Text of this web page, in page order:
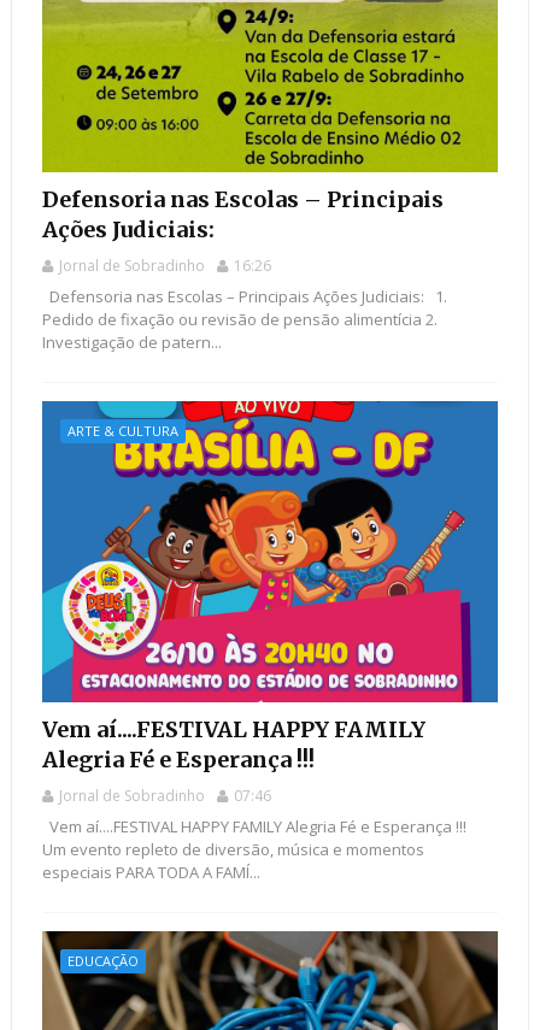
Defensoria nas Escolas – Principais
Ações Judiciais:
Jornal de Sobradinho 16:26
Defensoria nas Escolas – Principais Ações Judiciais: 1.
Pedido de fixação ou revisão de pensão alimentícia 2.
Investigação de patern...
ARTE & CULTURA
Vem aí....FESTIVAL HAPPY FAMILY
Alegria Fé e Esperança !!!
Jornal de Sobradinho 07:46
Vem aí....FESTIVAL HAPPY FAMILY Alegria Fé e Esperança !!!
Um evento repleto de diversão, música e momentos
especiais PARA TODA A FAMÍ...
EDUCAÇÃO